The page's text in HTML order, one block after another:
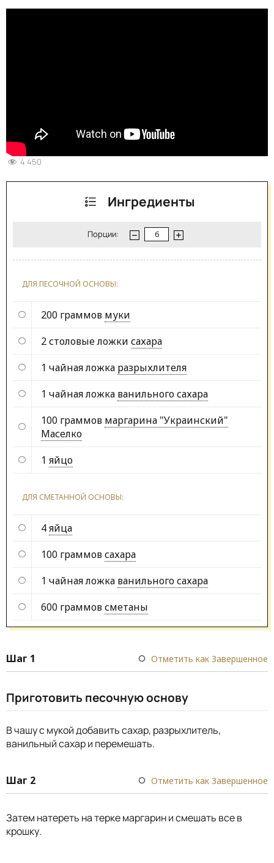
4 450
Ингредиенты
Порции:
ДЛЯ ПЕСОЧНОЙ ОСНОВЫ:
200 граммов муки
2 столовые ложки сахара
1 чайная ложка разрыхлителя
1 чайная ложка ванильного сахара
100 граммов маргарина "Украинский"
Маселко
1 яйцо
ДЛЯ СМЕТАННОЙ ОСНОВЫ:
4яйца
100 граммовсахара
1 чайная ложка ванильного сахара
600 граммовсметаны
Шаг 1 Отметить как Завершенное
Приготовить песочную основу
В чашу с мукой добавить сахар, разрыхлитель,
ванильный сахар и перемешать.
Шаг 2 Отметить как Завершенное
Затем натереть на терке маргарин и смешать все в
крошку.